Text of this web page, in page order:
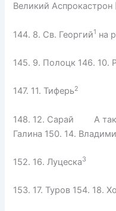
Великий
144. 8. Св. Георгий1 на
145. 9. Полоцк 146. 10.
147. 11. Тиферь2
148. 12. Сарай А
Галина 150. 14.
152. 16. Луцеска3
153. 17. Туров 154. 18.